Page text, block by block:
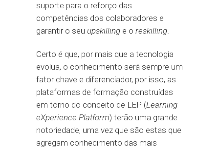
suporte para o reforço das
competências dos colaboradores e
garantir o seu upskilling e o reskilling.
Certo é que, por mais que a tecnologia
evolua, o conhecimento será sempre um
fator chave e diferenciador, por isso, as
plataformas de formação construídas
em torno do conceito de LEP (Learning
eXperience Platform) terão uma grande
notoriedade, uma vez que são estas que
agregam conhecimento das mais